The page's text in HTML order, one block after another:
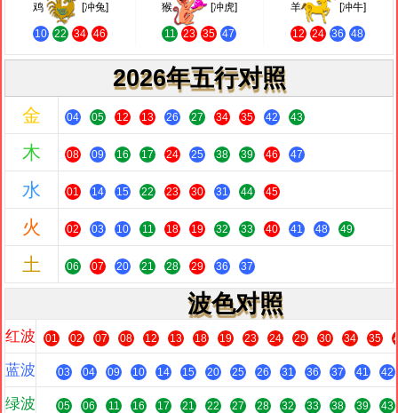
鸡 [冲兔]
10 22 34 46
猴 [冲虎]
11 23 35 47
羊 [冲牛]
12 24 36 48
2026年五行对照
金 04 05 12 13 26 27 34 35 42 43
木 08 09 16 17 24 25 38 39 46 47
水 01 14 15 22 23 30 31 44 45
火 02 03 10 11 18 19 32 33 40 41 48 49
土 06 07 20 21 28 29 36 37
波色对照
红波 01 02 07 08 12 13 18 19 23 24 29 30 34 35
蓝波 03 04 09 10 14 15 20 25 26 31 36 37 41 42
绿波 05 06 11 16 17 21 22 27 28 32 33 38 39 43